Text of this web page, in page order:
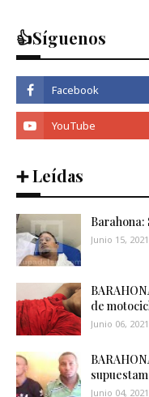
👍Síguenos
➕ Leídas
Barahona:
Junio 15, 2021
de
Junio 06, 2021
Junio 04, 2021